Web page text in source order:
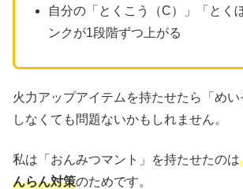
自分の「とくこう（C）」「とく
ンクが1段階ずつ上がる
火力アップアイテムを持たせたら「め
しなくても問題ないかもしれません。
私は「おんみつマント」を持たせたのは
んらん対策のためです。